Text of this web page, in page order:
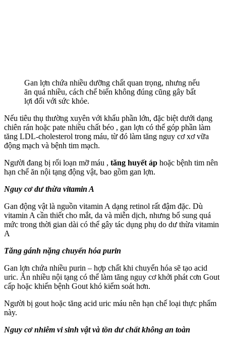
Gan lợn chứa nhiều dưỡng chất quan trọng, nhưng nếu
ăn quá nhiều, cách chế biến không đúng cũng gây bất
lợi đối với sức khỏe.
Nếu tiêu thụ thường xuyên với khẩu phần lớn, đặc biệt dưới dạng
chiên rán hoặc pate nhiều chất béo , gan lợn có thể góp phần làm
tăng LDL-cholesterol trong máu, từ đó làm tăng nguy cơ xơ vữa
động mạch và bệnh tim mạch.
Người đang bị rối loạn mỡ máu , tăng huyết áp hoặc bệnh tim nên
hạn chế ăn nội tạng động vật, bao gồm gan lợn.
Nguy cơ dư thừa vitamin A
Gan động vật là nguồn vitamin A dạng retinol rất đậm đặc. Dù
vitamin A cần thiết cho mắt, da và miễn dịch, nhưng bổ sung quá
mức trong thời gian dài có thể gây tác dụng phụ do dư thừa vitamin
A
Tăng gánh nặng chuyển hóa purin
Gan lợn chứa nhiều purin – hợp chất khi chuyển hóa sẽ tạo acid
uric. Ăn nhiều nội tạng có thể làm tăng nguy cơ khởi phát cơn Gout
cấp hoặc khiến bệnh Gout khó kiểm soát hơn.
Người bị gout hoặc tăng acid uric máu nên hạn chế loại thực phẩm
này.
Nguy cơ nhiễm vi sinh vật và tồn dư chất không an toàn